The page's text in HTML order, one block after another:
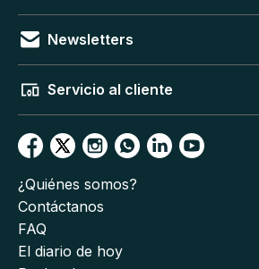
Newsletters
Servicio al cliente
¿Quiénes somos?
Contáctanos
FAQ
El diario de hoy